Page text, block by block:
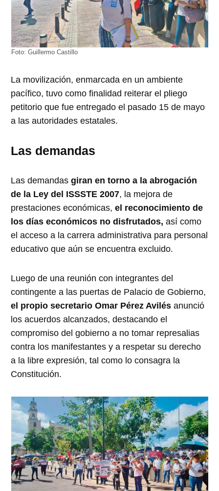
Foto: Guillermo Castillo
La movilización, enmarcada en un ambiente
pacífico, tuvo como finalidad reiterar el pliego
petitorio que fue entregado el pasado 15 de mayo
a las autoridades estatales.
Las demandas
Las demandasgiran en torno a la abrogación
de la Ley del ISSSTE 2007, la mejora de
prestaciones económicas,el reconocimiento de
los días económicos no disfrutados, así como
el acceso a la carrera administrativa para personal
educativo que aún se encuentra excluido.
Luego de una reunión con integrantes del
contingente a las puertas de Palacio de Gobierno,
el propio secretario Omar Pérez Avilés anunció
los acuerdos alcanzados, destacando el
compromiso del gobierno a no tomar represalias
contra los manifestantes y a respetar su derecho
a la libre expresión, tal como lo consagra la
Constitución.